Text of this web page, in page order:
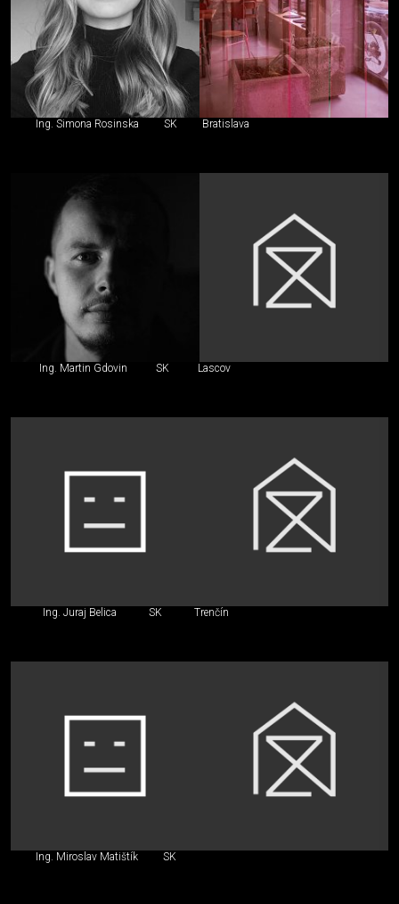
Ing. Simona Rosinska SK Bratislava
Ing. Martin Gdovin SK Lascov
Ing. Juraj Belica SK Trenčín
Ing. Miroslav Matištík SK